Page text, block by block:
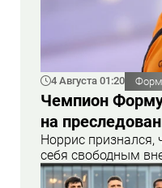
4 Августа 01:20
Чемпион
на
Норрис признался,
себя свободным